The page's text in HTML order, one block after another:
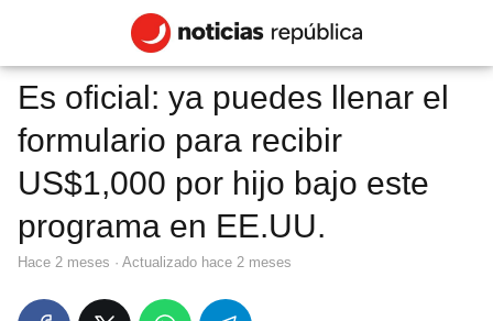
Es oficial: ya puedes llenar el
formulario para recibir
US$1,000 por hijo bajo este
programa en EE.UU.
hace 2 meses · Actualizado hace 2 meses